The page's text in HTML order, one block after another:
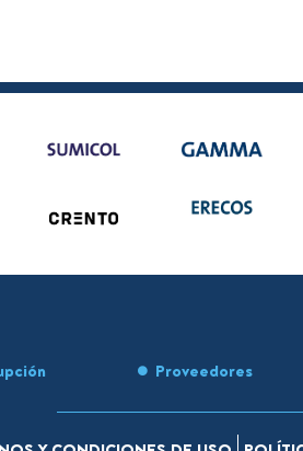
Proveedores